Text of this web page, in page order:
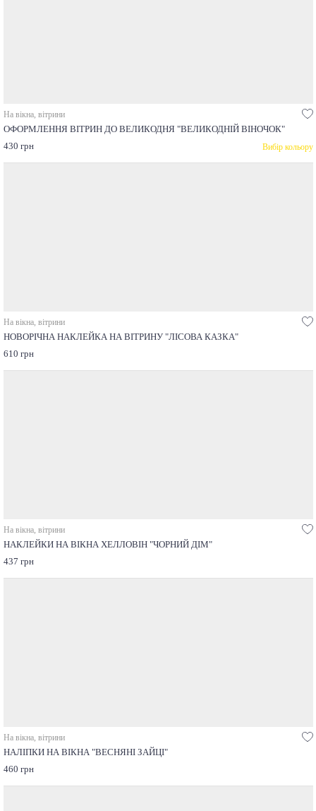
На вікна, вітрини
ОФОРМЛЕННЯ ВІТРИН ДО ВЕЛИКОДНЯ "ВЕЛИКОДНІЙ ВІНОЧОК"
430 грн
Вибір кольору
На вікна, вітрини
НОВОРІЧНА НАКЛЕЙКА НА ВІТРИНУ "ЛІСОВА КАЗКА"
610 грн
На вікна, вітрини
НАКЛЕЙКИ НА ВІКНА ХЕЛЛОВІН "ЧОРНИЙ ДІМ"
437 грн
На вікна, вітрини
НАЛІПКИ НА ВІКНА "ВЕСНЯНІ ЗАЙЦІ"
460 грн